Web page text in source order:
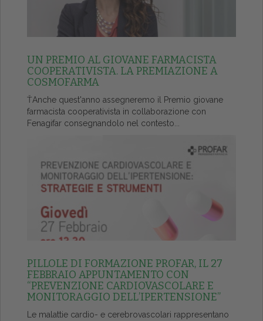
UN PREMIO AL GIOVANE FARMACISTA
COOPERATIVISTA. LA PREMIAZIONE A
COSMOFARMA
ŤAnche quest'anno assegneremo il Premio giovane
farmacista cooperativista in collaborazione con
Fenagifar consegnandolo nel contesto...
PILLOLE DI FORMAZIONE PROFAR, IL 27
FEBBRAIO APPUNTAMENTO CON
“PREVENZIONE CARDIOVASCOLARE E
MONITORAGGIO DELL’IPERTENSIONE”
Le malattie cardio- e cerebrovascolari rappresentano